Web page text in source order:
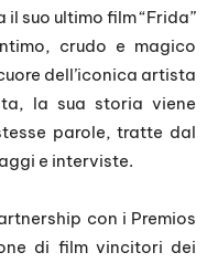
suo ultimo film “Frida”
crudo e magico
dell’iconica artista
la sua storia viene
parole, tratte dal
e interviste.
con i Premios
di film vincitori dei